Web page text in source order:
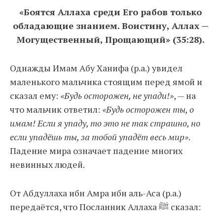
«Боятся Аллаха среди Его рабов только
обладающие знанием. Воистину, Аллах —
Могущественный, Прощающий» (35:28).
Однажды Имам Абу Ханифа (р.а.) увидел
маленького мальчика стоящим перед ямой и
сказал ему: «Будь осторожен, не упади!», — на
что мальчик ответил: «Будь осторожен ты, о
имам! Если я упаду, то это не так страшно, но
если упадёшь ты, за тобой упадёт весь мир».
Падение мира означает падение многих
невинных людей.
От Абдуллаха ибн Амра ибн аль-Аса (р.а.)
передаётся, что Посланник Аллаха ﷺ сказал: